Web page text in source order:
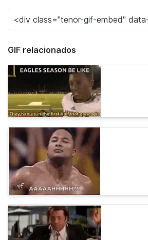
GIF relacionados